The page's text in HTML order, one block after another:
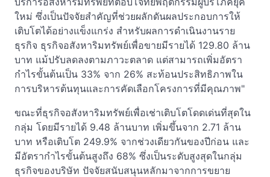
ใหม่ ซึ่งเป็นปัจจัยสำคัญที่ช่วยผลักดันผลประกอบการให้
เติบโตได้อย่างแข็งแกร่ง สำหรับผลการดำเนินงานราย
ธุรกิจ ธุรกิจอสังหาริมทรัพย์เพื่อขายมีรายได้ 129.80 ล้าน
บาท แม้ปรับลดลงตามภาวะตลาด แต่สามารถเพิ่มอัตรา
กำไรขั้นต้นเป็น 33% จาก 26% สะท้อนประสิทธิภาพใน
การบริหารต้นทุนและการคัดเลือกโครงการที่มีคุณภาพ"
ขณะที่ธุรกิจอสังหาริมทรัพย์เพื่อเช่าเติบโตโดดเด่นที่สุดใน
กลุ่ม โดยมีรายได้ 9.48 ล้านบาท เพิ่มขึ้นจาก 2.71 ล้าน
บาท หรือเติบโต 249.9% จากช่วงเดียวกันของปีก่อน และ
มีอัตรากำไรขั้นต้นสูงถึง 68% ซึ่งเป็นระดับสูงสุดในกลุ่ม
ธุรกิจของบริษัท ปัจจัยสนับสนุนหลักมาจากการขยาย